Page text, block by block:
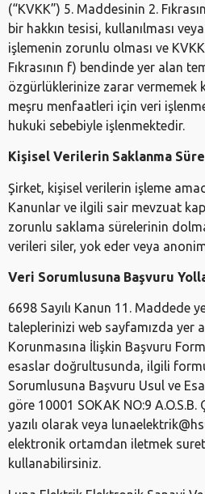
(“KVKK”) 5. Maddesinin 2.
bir hakkın tesisi, kullanılması
işlemenin zorunlu olması ve
Fıkrasının f) bendinde yer alan
özgürlüklerinize zarar vermemek
meşru menfaatleri için veri
hukuki sebebiyle işlenmektedir.
Kişisel Verilerin Saklanma
Şirket, kişisel verilerin işleme
Kanunlar ve ilgili sair mevzuat
zorunlu saklama sürelerinin
verileri siler, yok eder veya
Veri Sorumlusuna Başvuru
6698 Sayılı Kanun 11. Maddede
taleplerinizi web sayfamızda yer
Korunmasına İlişkin Başvuru
esaslar doğrultusunda, ilgili
Sorumlusuna Başvuru Usul ve
göre 10001 SOKAK NO:9 A.O.S.B.
yazılı olarak veya
elektronik ortamdan iletmek
kullanabilirsiniz.